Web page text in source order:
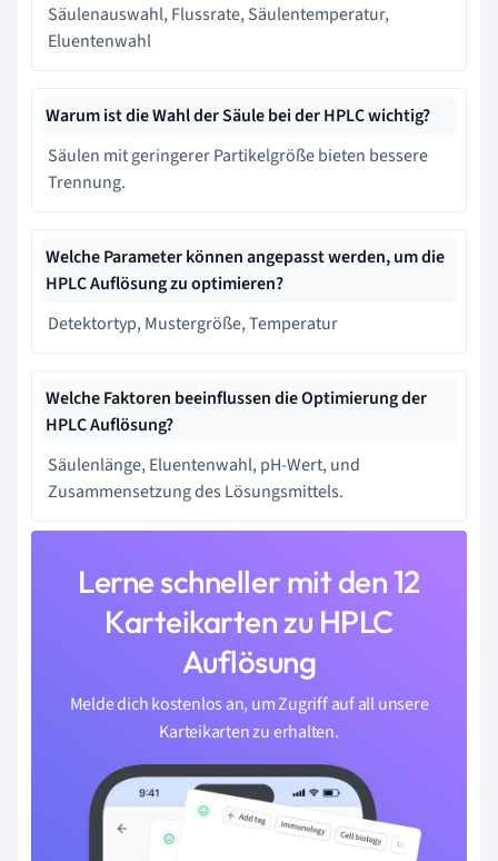
Säulenauswahl, Flussrate, Säulentemperatur,
Eluentenwahl
Warum ist die Wahl der Säule bei der HPLC wichtig?
Säulen mit geringerer Partikelgröße bieten bessere
Trennung.
Welche Parameter können angepasst werden, um die
HPLC Auflösung zu optimieren?
Detektortyp, Mustergröße, Temperatur
Welche Faktoren beeinflussen die Optimierung der
HPLC Auflösung?
Säulenlänge, Eluentenwahl, pH-Wert, und
Zusammensetzung des Lösungsmittels.
Lerne schneller mit den 12
Karteikarten zu HPLC
Auflösung
Melde dich kostenlos an, um Zugriff auf all unsere
Karteikarten zu erhalten.